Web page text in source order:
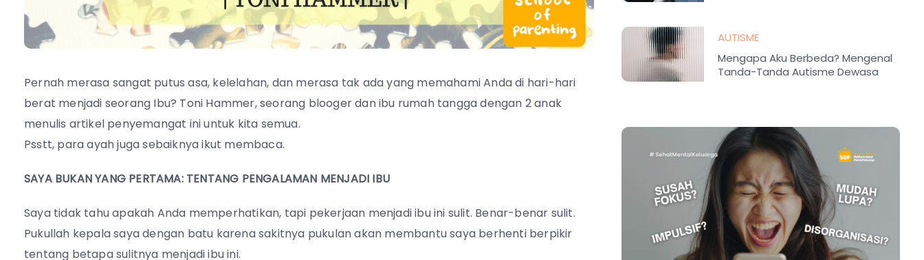
Pernah merasa sangat putus asa, kelelahan, dan merasa tak ada yang memahami Anda di hari-hari
berat menjadi seorang Ibu? Toni Hammer, seorang blooger dan ibu rumah tangga dengan 2 anak
menulis artikel penyemangat ini untuk kita semua.
Psstt, para ayah juga sebaiknya ikut membaca.
SAYA BUKAN YANG PERTAMA: TENTANG PENGALAMAN MENJADI IBU
Saya tidak tahu apakah Anda memperhatikan, tapi pekerjaan menjadi ibu ini sulit. Benar-benar sulit.
Pukullah kepala saya dengan batu karena sakitnya pukulan akan membantu saya berhenti berpikir
tentang betapa sulitnya menjadi ibu ini.
AUTISME
Mengapa Aku Berbeda? Mengenal
Tanda-Tanda Autisme Dewasa